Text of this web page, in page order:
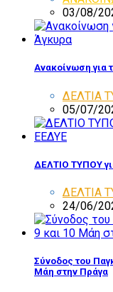
03/08/
Ανακοίνωση για
ΔΕΛΤΙΑ
05/07/
ΔΕΛΤΙΟ ΤΥΠΟΥ
ΔΕΛΤΙΑ
24/06/
Σύνοδος του
Μάη στην Πράγα